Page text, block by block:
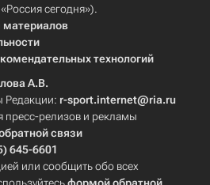
сегодня»).
материалов
технологий
А.В.
Редакции: r-sport.internet@ria.ru
релизов и рекламы
связи
645-6601
или сообщить обо всех